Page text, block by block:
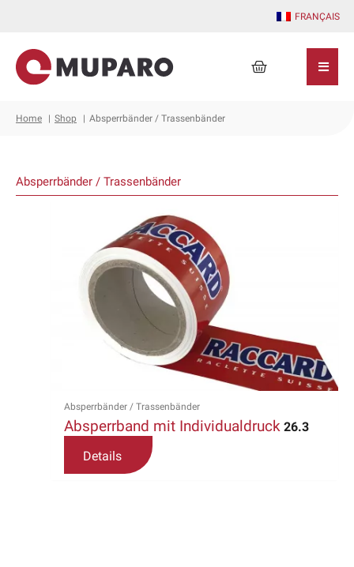
springen
FRANÇAIS
Warenkorb
Home Shop Absperrbänder / Trassenbänder
Absperrbänder / Trassenbänder
Absperrbänder / Trassenbänder
Absperrband mit Individualdruck 26.3
Details
Produkt
weist
mehrere
Varianten
auf.
Die
Optionen
können
Produktseite
gewählt
werden